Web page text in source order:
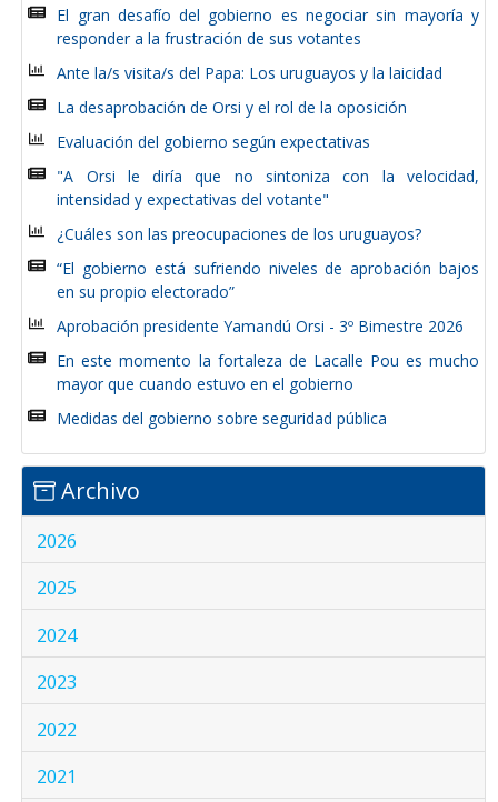
El gran desafío del gobierno es negociar sin mayoría y
responder a la frustración de sus votantes
Ante la/s visita/s del Papa: Los uruguayos y la laicidad
La desaprobación de Orsi y el rol de la oposición
Evaluación del gobierno según expectativas
"A Orsi le diría que no sintoniza con la velocidad,
intensidad y expectativas del votante"
¿Cuáles son las preocupaciones de los uruguayos?
“El gobierno está sufriendo niveles de aprobación bajos
en su propio electorado”
Aprobación presidente Yamandú Orsi - 3º Bimestre 2026
En este momento la fortaleza de Lacalle Pou es mucho
mayor que cuando estuvo en el gobierno
Medidas del gobierno sobre seguridad pública
Archivo
2026
2025
2024
2023
2022
2021